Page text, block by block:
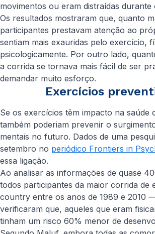
movimentos ou eram distraídas durante
Os resultados mostraram que, quanto
participantes prestavam atenção ao
sentiam mais exauridas pelo exercício,
psicologicamente. Por outro lado,
a corrida se tornava mais fácil de ser
demandar muito esforço.
Exercícios
Se os exercícios têm impacto na saúde
também poderiam prevenir o
mentais no futuro. Dados de uma
setembro no periódico Frontiers in
essa ligação.
Ao analisar as informações de quase
todos participantes da maior corrida de
country entre os anos de 1989 e 2010
verificaram que, aqueles que eram
tinham um risco 60% menor de